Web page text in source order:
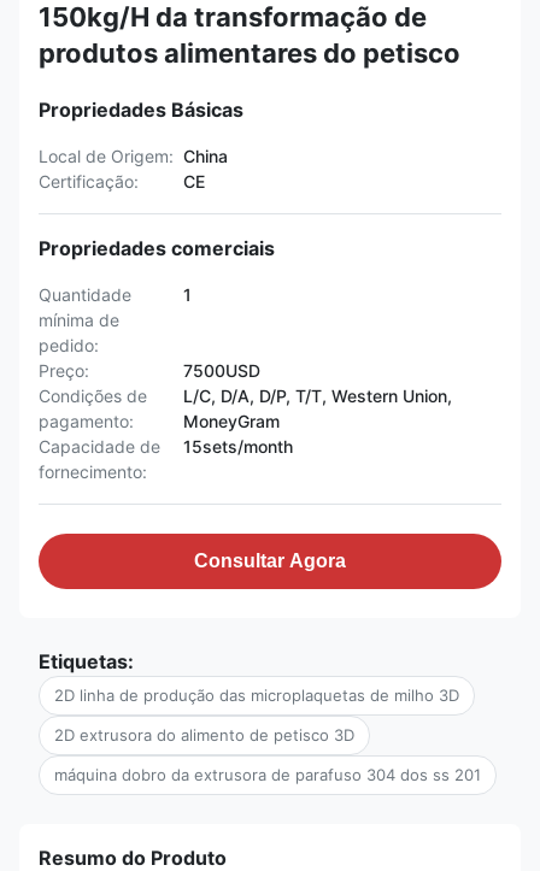
150kg/H da transformação de
produtos alimentares do petisco
Propriedades Básicas
Local de Origem: China
Certificação:
CE
Propriedades comerciais
Quantidade
mínima de
pedido:
1
Preço:
7500USD
Condições de
pagamento:
L/C, D/A, D/P, T/T, Western Union,
MoneyGram
Capacidade de
fornecimento:
15sets/month
Consultar Agora
Etiquetas:
2D linha de produção das microplaquetas de milho 3D
2D extrusora do alimento de petisco 3D
máquina dobro da extrusora de parafuso 304 dos ss 201
Resumo do Produto